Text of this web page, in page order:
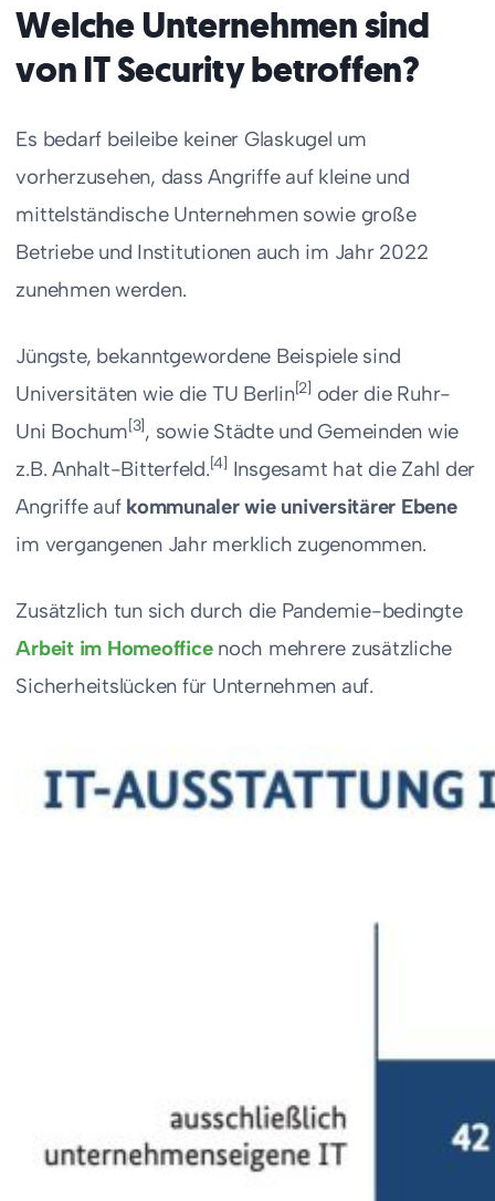
Welche Unternehmen sind
von IT Security betroffen?
Es bedarf beileibe keiner Glaskugel um
vorherzusehen, dass Angriffe auf kleine und
mittelständische Unternehmen sowie große
Betriebe und Institutionen auch im Jahr 2022
zunehmen werden.
Jüngste, bekanntgewordene Beispiele sind
Universitäten wie die TU Berlin[2] oder die Ruhr-
Uni Bochum[3], sowie Städte und Gemeinden wie
z.B. Anhalt-Bitterfeld.[4] Insgesamt hat die Zahl der
Angriffe auf kommunaler wie universitärer Ebene
im vergangenen Jahr merklich zugenommen.
Zusätzlich tun sich durch die Pandemie-bedingte
Arbeit im Homeofficenoch mehrere zusätzliche
Sicherheitslücken für Unternehmen auf.